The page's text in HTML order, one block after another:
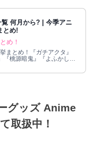
何月から? | 今季アニ
とめ!
め！
まとめ！『ガチアクタ』
『桃源暗鬼』『よふかしの
子』『ダンダダン 第2期』
グッズ Anime
取扱中！